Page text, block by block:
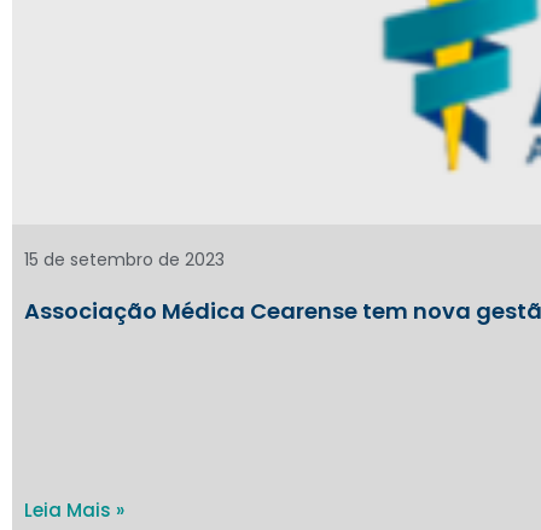
Associação Médica Cearense tem nova
15 de setembro de 2023
Leia Mais »